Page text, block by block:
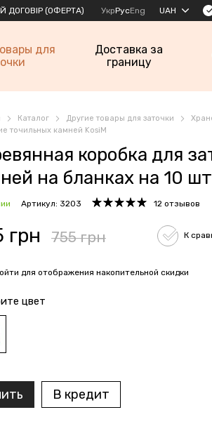
ДОГОВІР (ОФЕРТА) УкрРусEng UAH
для
Доставка за
границу
Каталог Другие товары для заточки
точильных камней KosiM
коробка для
на бланках на 10
Артикул: 3203 12 отзывов
грн 755 грн К
для отображения накопительной скидки
цвет
В кредит